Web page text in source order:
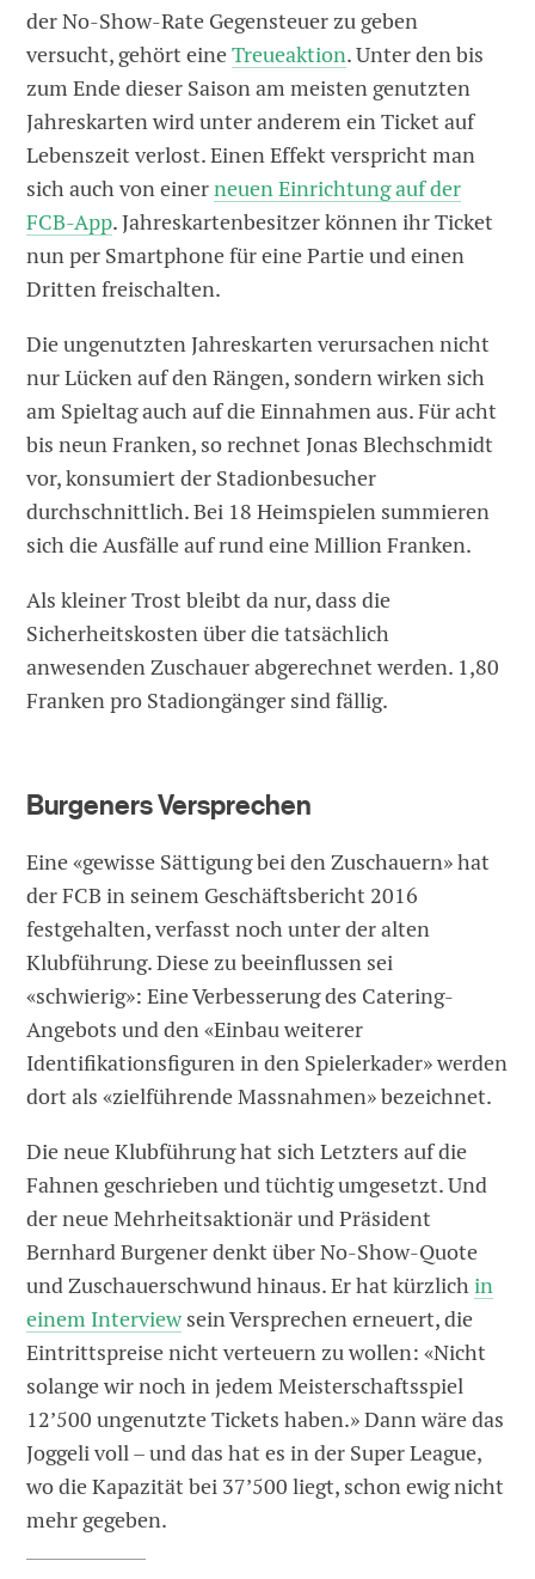
der No-Show-Rate Gegensteuer zu geben
versucht, gehört eineTreueaktion. Unter den bis
zum Ende dieser Saison am meisten genutzten
Jahreskarten wird unter anderem ein Ticket auf
Lebenszeit verlost. Einen Effekt verspricht man
sich auch von einerneuen Einrichtung auf der
FCB-App. Jahreskartenbesitzer können ihr Ticket
nun per Smartphone für eine Partie und einen
Dritten freischalten.
Die ungenutzten Jahreskarten verursachen nicht
nur Lücken auf den Rängen, sondern wirken sich
am Spieltag auch auf die Einnahmen aus. Für acht
bis neun Franken, so rechnet Jonas Blechschmidt
vor, konsumiert der Stadionbesucher
durchschnittlich. Bei 18 Heimspielen summieren
sich die Ausfälle auf rund eine Million Franken.
Als kleiner Trost bleibt da nur, dass die
Sicherheitskosten über die tatsächlich
anwesenden Zuschauer abgerechnet werden. 1,80
Franken pro Stadiongänger sind fällig.
Burgeners Versprechen
Eine «gewisse Sättigung bei den Zuschauern» hat
der FCB in seinem Geschäftsbericht 2016
festgehalten, verfasst noch unter der alten
Klubführung. Diese zu beeinflussen sei
«schwierig»: Eine Verbesserung des Catering-
Angebots und den «Einbau weiterer
Identifikationsfiguren in den Spielerkader» werden
dort als «zielführende Massnahmen» bezeichnet.
Die neue Klubführung hat sich Letzters auf die
Fahnen geschrieben und tüchtig umgesetzt. Und
der neue Mehrheitsaktionär und Präsident
Bernhard Burgener denkt über No-Show-Quote
und Zuschauerschwund hinaus. Er hat kürzlichin
einem Interviewsein Versprechen erneuert, die
Eintrittspreise nicht verteuern zu wollen: «Nicht
solange wir noch in jedem Meisterschaftsspiel
12’500 ungenutzte Tickets haben.» Dann wäre das
Joggeli voll – und das hat es in der Super League,
wo die Kapazität bei 37’500 liegt, schon ewig nicht
mehr gegeben.